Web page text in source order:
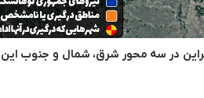
در سه محور شرق، شمال و جنوب
انهدام یک پهپاد انتحاری آمریکایی